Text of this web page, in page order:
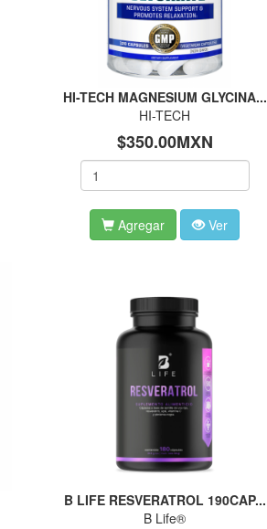
HI-TECH MAGNESIUM GLYCINA...
HI-TECH
$350.00MXN
Agregar Ver
B LIFE RESVERATROL 190CAP...
B Life®